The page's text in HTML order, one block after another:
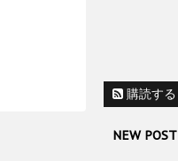
購読する
NEW POST